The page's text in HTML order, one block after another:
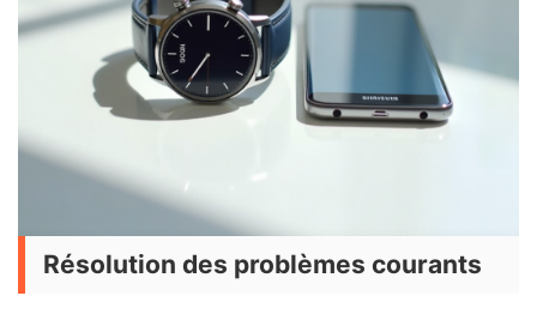
Résolution des problèmes courants